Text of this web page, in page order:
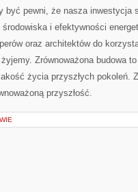
być‌ pewni, że nasza inwestycja
i efektywności
oraz architektów do
Zrównoważona budowa
życia przyszłych pokoleń.
przyszłość.